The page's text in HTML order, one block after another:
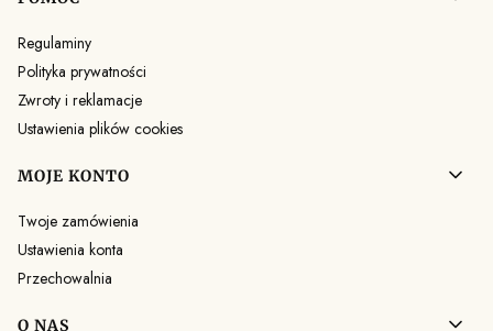
Regulaminy
Polityka prywatności
Zwroty i reklamacje
Ustawienia plików cookies
MOJE KONTO
Twoje zamówienia
Ustawienia konta
Przechowalnia
O NAS